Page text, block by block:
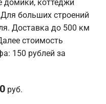
домики, коттеджи
больших строений
Доставка до 500 км
стоимость
150 рублей за
0 руб.